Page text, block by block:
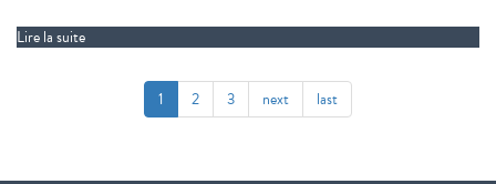
Lire la suite
1 2 3 next last